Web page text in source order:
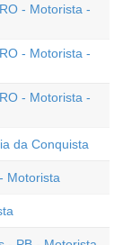
- Motorista -
- Motorista -
- Motorista -
da Conquista
Motorista